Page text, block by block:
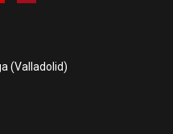
(Valladolid)